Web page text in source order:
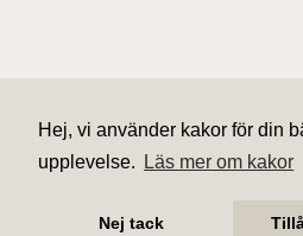
Hej, vi använder kakor för din
upplevelse.
Läs mer om kakor
Nej tack